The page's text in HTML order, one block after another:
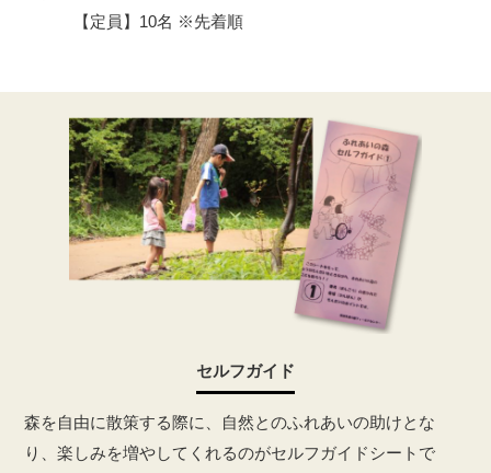
【定員】10名 ※先着順
セルフガイド
森を自由に散策する際に、自然とのふれあいの助けとな
り、楽しみを増やしてくれるのがセルフガイドシートで